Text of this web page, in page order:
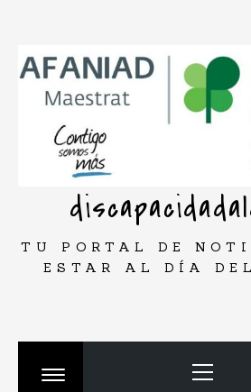
contenido
TU PORTAL DE
ESTAR AL DÍA
Cambiar